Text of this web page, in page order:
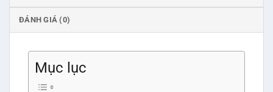
ĐÁNH GIÁ (0)
Mục lục